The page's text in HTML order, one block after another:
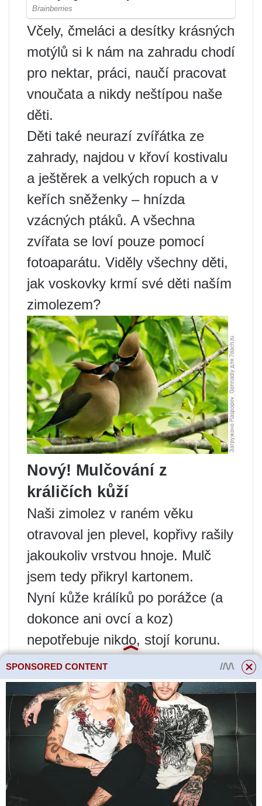
Včely, čmeláci a desítky krásných
motýlů si k nám na zahradu chodí
pro nektar, práci, naučí pracovat
vnoučata a nikdy neštípou naše
děti.
Děti také neurazí zvířátka ze
zahrady, najdou v křoví kostivalu
a ještěrek a velkých ropuch a v
keřích sněženky – hnízda
vzácných ptáků. A všechna
zvířata se loví pouze pomocí
fotoaparátu. Viděly všechny děti,
jak voskovky krmí své děti naším
zimolezem?
Nový! Mulčování z
králičích kůží
Naši zimolez v raném věku
otravoval jen plevel, kopřivy rašily
jakoukoliv vrstvou hnoje. Mulč
jsem tedy přikryl kartonem.
Nyní kůže králíků po porážce (a
dokonce ani ovcí a koz)
nepotřebuje nikdo, stojí korunu.
Je nepohodlné je dávat do
kompostů, ale zimolez
rozprostřete v uličkách na
posekaný plevel a navrch
posypte zbytky sena a hnoje tak
akorát. Rychlé a pohodlné, vše je
SPONSORED CONTENT